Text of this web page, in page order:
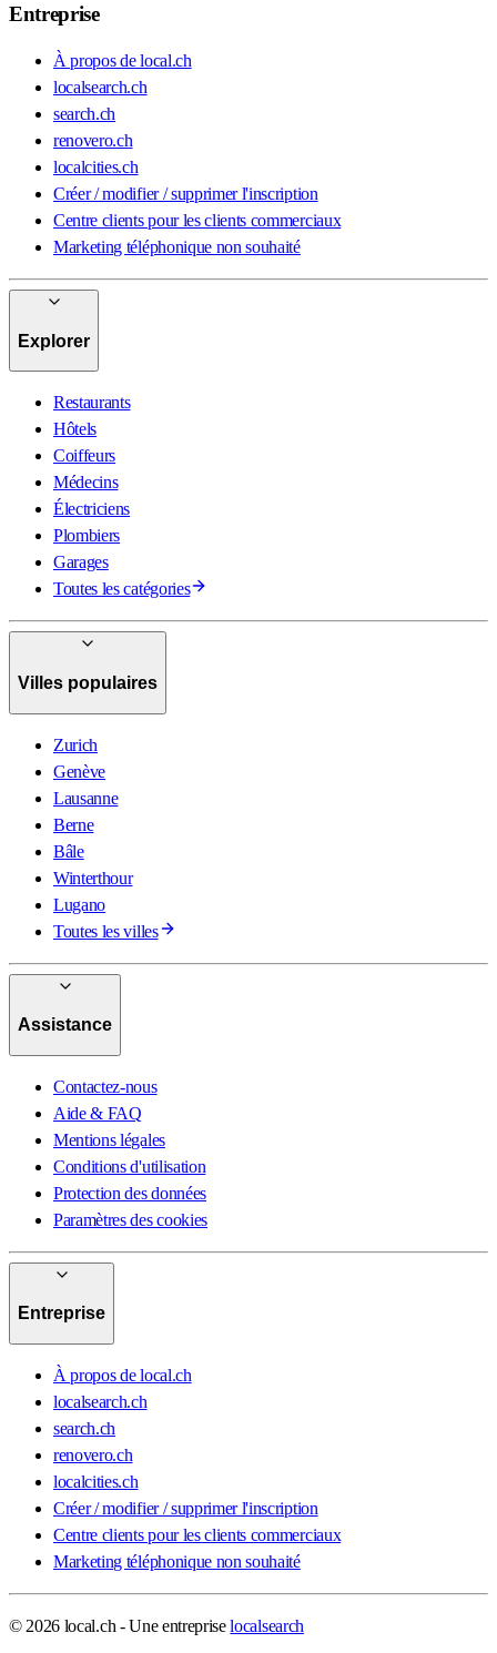
Entreprise
À propos de local.ch
localsearch.ch
search.ch
renovero.ch
localcities.ch
Créer / modifier / supprimer l'inscription
Centre clients pour les clients commerciaux
Marketing téléphonique non souhaité
Explorer
Restaurants
Hôtels
Coiffeurs
Médecins
Électriciens
Plombiers
Garages
Toutes les catégories
Villes populaires
Zurich
Genève
Lausanne
Berne
Bâle
Winterthour
Lugano
Toutes les villes
Assistance
Contactez-nous
Aide & FAQ
Mentions légales
Conditions d'utilisation
Protection des données
Paramètres des cookies
Entreprise
À propos de local.ch
localsearch.ch
search.ch
renovero.ch
localcities.ch
Créer / modifier / supprimer l'inscription
Centre clients pour les clients commerciaux
Marketing téléphonique non souhaité
© 2026 local.ch - Une entrepriselocalsearch